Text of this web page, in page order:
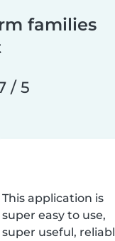
families
/ 5
This application is
super easy to use,
super useful,